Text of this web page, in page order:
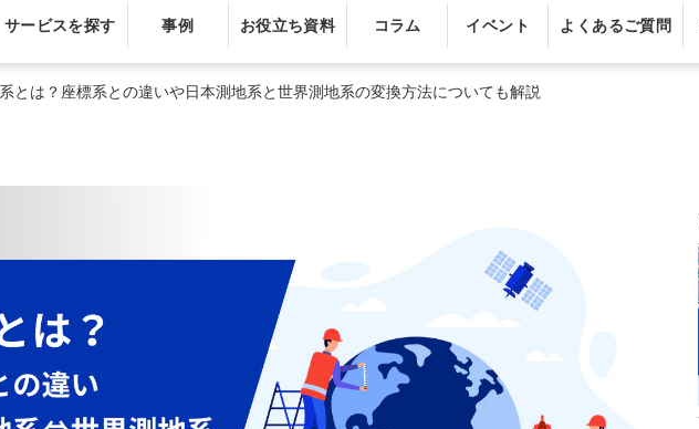
サービスを探す 事例 お役立ち資料 コラム イベント よくあるご質問
とは？座標系との違いや日本測地系と世界測地系の変換方法についても解説